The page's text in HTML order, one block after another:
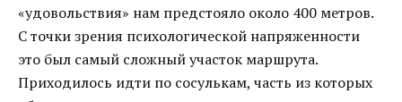
«удовольствия» нам предстояло около 400 метров.
С точки зрения психологической напряженности
это был самый сложный участок маршрута.
Приходилось идти по сосулькам, часть из которых